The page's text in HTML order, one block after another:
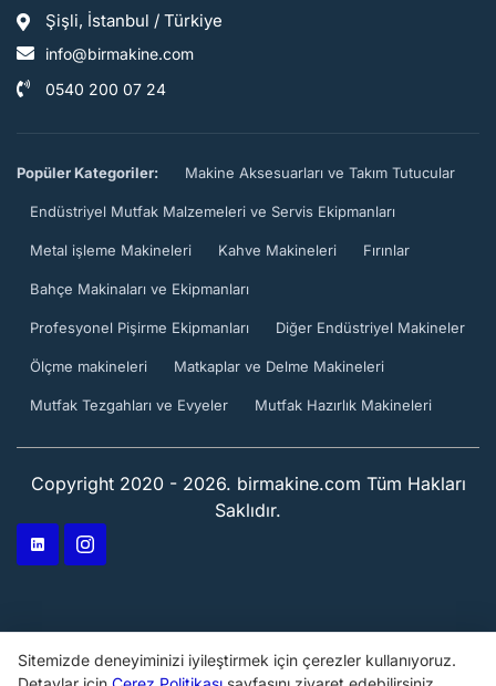
Şişli, İstanbul / Türkiye
info@birmakine.com
0540 200 07 24
Popüler Kategoriler: Makine Aksesuarları ve Takım Tutucular
Endüstriyel Mutfak Malzemeleri ve Servis Ekipmanları
Metal işleme Makineleri Kahve Makineleri Fırınlar
Bahçe Makinaları ve Ekipmanları
Profesyonel Pişirme Ekipmanları Diğer Endüstriyel Makineler
Ölçme makineleri Matkaplar ve Delme Makineleri
Mutfak Tezgahları ve Evyeler Mutfak Hazırlık Makineleri
Copyright 2020 - 2026. birmakine.com Tüm Hakları
Saklıdır.
Sitemizde deneyiminizi iyileştirmek için çerezler kullanıyoruz.